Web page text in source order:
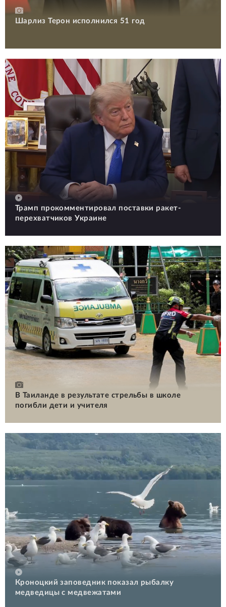
Шарлиз Терон исполнился 51 год
Трамп прокомментировал поставки ракет-
перехватчиков Украине
В Таиланде в результате стрельбы в школе
погибли дети и учителя
Кроноцкий заповедник показал рыбалку
медведицы с медвежатами